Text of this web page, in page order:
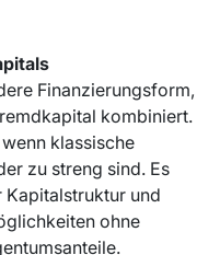
Finanzierungsform,
kombiniert.
klassische
zu streng sind. Es
und
ohne